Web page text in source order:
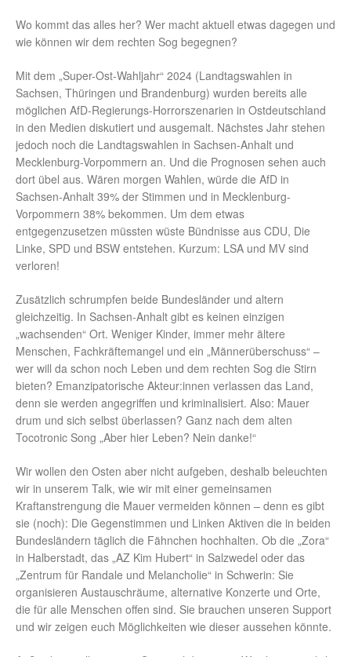
Wo kommt das alles her? Wer macht aktuell etwas dagegen und
wie können wir dem rechten Sog begegnen?
Mit dem „Super-Ost-Wahljahr“ 2024 (Landtagswahlen in
Sachsen, Thüringen und Brandenburg) wurden bereits alle
möglichen AfD-Regierungs-Horrorszenarien in Ostdeutschland
in den Medien diskutiert und ausgemalt. Nächstes Jahr stehen
jedoch noch die Landtagswahlen in Sachsen-Anhalt und
Mecklenburg-Vorpommern an. Und die Prognosen sehen auch
dort übel aus. Wären morgen Wahlen, würde die AfD in
Sachsen-Anhalt 39% der Stimmen und in Mecklenburg-
Vorpommern 38% bekommen. Um dem etwas
entgegenzusetzen müssten wüste Bündnisse aus CDU, Die
Linke, SPD und BSW entstehen. Kurzum: LSA und MV sind
verloren!
Zusätzlich schrumpfen beide Bundesländer und altern
gleichzeitig. In Sachsen-Anhalt gibt es keinen einzigen
„wachsenden“ Ort. Weniger Kinder, immer mehr ältere
Menschen, Fachkräftemangel und ein „Männerüberschuss“ –
wer will da schon noch Leben und dem rechten Sog die Stirn
bieten? Emanzipatorische Akteur:innen verlassen das Land,
denn sie werden angegriffen und kriminalisiert. Also: Mauer
drum und sich selbst überlassen? Ganz nach dem alten
Tocotronic Song „Aber hier Leben? Nein danke!“
Wir wollen den Osten aber nicht aufgeben, deshalb beleuchten
wir in unserem Talk, wie wir mit einer gemeinsamen
Kraftanstrengung die Mauer vermeiden können – denn es gibt
sie (noch): Die Gegenstimmen und Linken Aktiven die in beiden
Bundesländern täglich die Fähnchen hochhalten. Ob die „Zora“
in Halberstadt, das „AZ Kim Hubert“ in Salzwedel oder das
„Zentrum für Randale und Melancholie“ in Schwerin: Sie
organisieren Austauschräume, alternative Konzerte und Orte,
die für alle Menschen offen sind. Sie brauchen unseren Support
und wir zeigen euch Möglichkeiten wie dieser aussehen könnte.